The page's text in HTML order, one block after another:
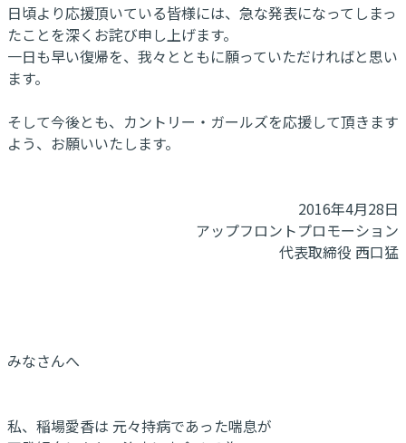
日頃より応援頂いている皆様には、急な発表になってしまっ
たことを深くお詫び申し上げます。
一日も早い復帰を、我々とともに願っていただければと思い
ます。
そして今後とも、カントリー・ガールズを応援して頂きます
よう、お願いいたします。
2016年4月28日
アップフロントプロモーション
代表取締役 西口猛
みなさんへ
私、稲場愛香は 元々持病であった喘息が